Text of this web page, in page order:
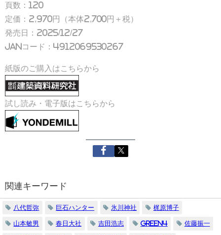
頁数：120
定価：2,970円（本体2,700円＋税）
発売日：2025/12/27
JANコード：4912069530267
紙版のご購入はこちらから
試し読み・電子版はこちらから
関連キーワード
八代哲弥 巨石ハンター 氷川神社 梶原博子
山本敏男 春日大社 吉田浩志 green4 佐藤振一